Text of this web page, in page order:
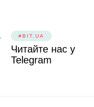
#BIT.UA
Читайте нас у
Telegram